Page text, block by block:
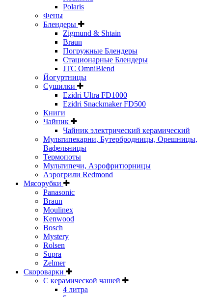
Polaris
Фены
Блендеры
Zigmund & Shtain
Braun
Погружные Блендеры
Стационарные Блендеры
JTC OmniBlend
Йогуртницы
Сушилки
Ezidri Ultra FD1000
Ezidri Snackmaker FD500
Книги
Чайник
Чайник электрический керамический
Мультипекарни, Бутербродницы, Орешницы,
Вафельницы
Термопоты
Мультипечи, Аэрофритюрницы
Аэрогрили Redmond
Мясорубки
Panasonic
Braun
Moulinex
Kenwood
Bosch
Mystery
Rolsen
Supra
Zelmer
Скороварки
С керамической чашей
4 литра